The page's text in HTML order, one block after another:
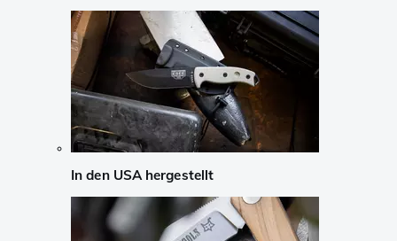
In den USA hergestellt